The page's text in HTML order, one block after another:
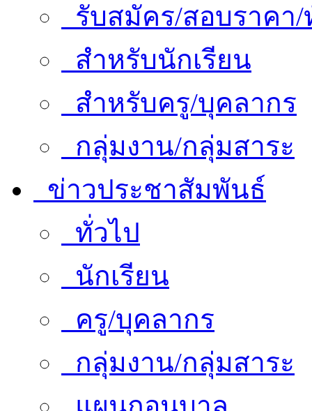
รับสมัคร/สอบราคา/
สำหรับนักเรียน
สำหรับครู/บุคลากร
กลุ่มงาน/กลุ่มสาระ
ข่าวประชาสัมพันธ์
ทั่วไป
นักเรียน
ครู/บุคลากร
กลุ่มงาน/กลุ่มสาระ